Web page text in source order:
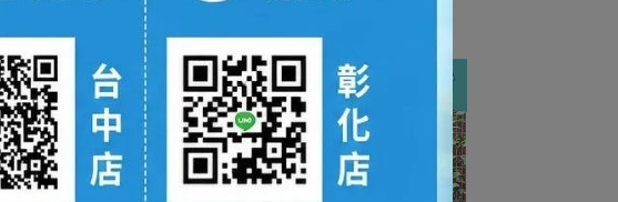
保噴玻璃雪花
NT$40